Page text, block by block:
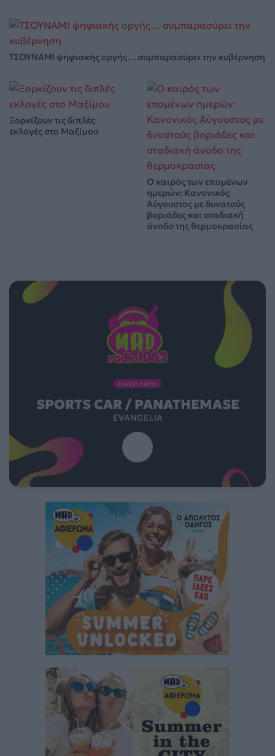
ΤΣΟΥΝΑΜΙ ψηφιακής οργής… συμπαρασύρει την κυβέρνηση
Ξορκίζουν τις διπλές
εκλογές στο Μαξίμου
Ο καιρός των επομένων
ημερών: Κανονικός
Αύγουστος με δυνατούς
βοριάδες και σταδιακή
άνοδο της θερμοκρασίας
ΠΑΙΖΕΙ ΤΩΡΑ
SPORTS CAR / PANATHEMASE
EVANGELIA